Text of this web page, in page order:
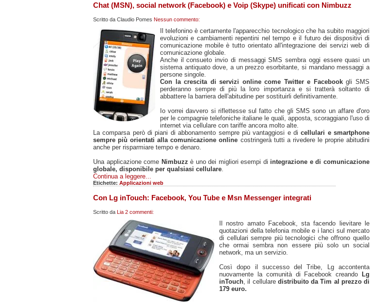
Chat (MSN), social network (Facebook) e Voip (Skype) unificati con Nimbuzz
Scritto da Claudio Pomes Nessun commento:
Il telefonino è certamente l'apparecchio tecnologico che ha subito maggiori
evoluzioni e cambiamenti repentini nel tempo e il futuro dei dispositivi di
comunicazione mobile è tutto orientato all'integrazione dei servizi web di
comunicazione globale.
Anche il consueto invio di messaggi SMS sembra oggi essere quasi un
sistema antiquato dove, a un prezzo esorbitante, si mandano messaggi a
persone singole.
Con la crescita di servizi online come Twitter e Facebookgli SMS
perderanno sempre di più la loro importanza e si tratterà soltanto di
abbattere la barriera dell'abitudine per sostituirli definitivamente.
Io vorrei davvero si riflettesse sul fatto che gli SMS sono un affare d'oro
per le compagnie telefoniche italiane le quali, apposta, scoraggiano l'uso di
internet via cellulare con tariffe ancora molto alte.
La comparsa però di piani di abbonamento sempre più vantaggiosi e dicellulari e smartphone
sempre più orientati alla comunicazione online costringerà tutti a rivedere le proprie abitudini
anche per risparmiare tempo e denaro.
Una applicazione come Nimbuzz è uno dei migliori esempi di integrazione e di comunicazione
globale, disponibile per qualsiasi cellulare
Continua a leggere...
Etichette: Applicazioni web
Con Lg inTouch: Facebook, You Tube e Msn Messenger integrati
Scritto da Lia 2 commenti:
Il nostro amato Facebook, sta facendo lievitare le
quotazioni della telefonia mobile e i lanci sul mercato
di cellulari sempre più tecnologici che offrono quello
che ormai sembra non essere più solo un social
network, ma un servizio.
Così dopo il successo del Tribe, Lg accontenta
nuovamente la comunità di Facebook creando
Lg
inTouch, il cellulare distribuito da Tim al prezzo di
179 euro.